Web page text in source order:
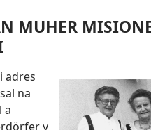
MUHER
adres
na
a
y